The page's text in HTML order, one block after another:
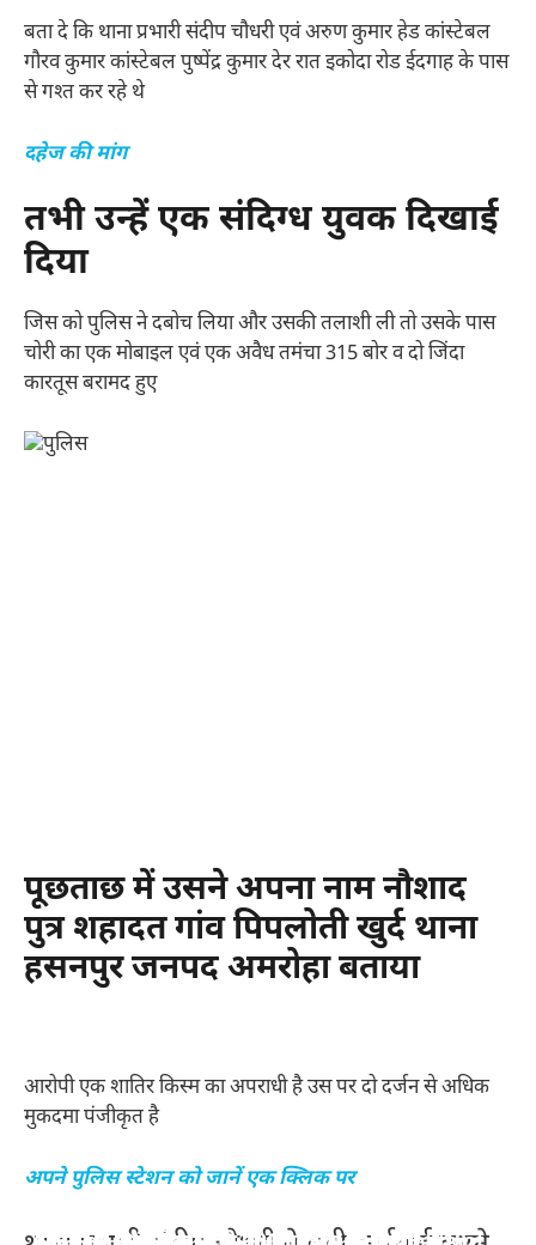
बता दे कि थाना प्रभारी संदीप चौधरी एवं अरुण कुमार हेड कांस्टेबल
गौरव कुमार कांस्टेबल पुष्पेंद्र कुमार देर रात इकोदा रोड ईदगाह के पास
से गश्त कर रहे थे
दहेज की मांग
तभी उन्हें एक संदिग्ध युवक दिखाई
दिया
जिस को पुलिस ने दबोच लिया और उसकी तलाशी ली तो उसके पास
चोरी का एक मोबाइल एवं एक अवैध तमंचा 315 बोर व दो जिंदा
कारतूस बरामद हुए
पूछताछ में उसने अपना नाम नौशाद
पुत्र शहादत गांव पिपलोती खुर्द थाना
हसनपुर जनपद अमरोहा बताया
आरोपी एक शातिर किस्म का अपराधी है उस पर दो दर्जन से अधिक
मुकदमा पंजीकृत है
अपने पुलिस स्टेशन को जानें एक क्लिक पर